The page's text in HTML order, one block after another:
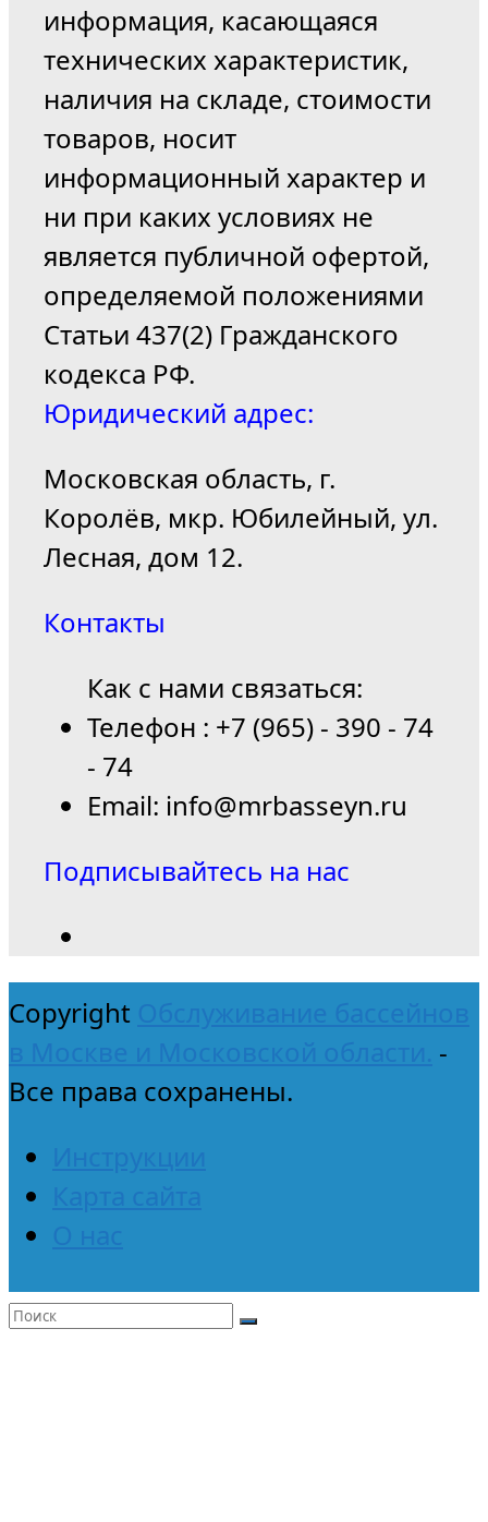
информация, касающаяся
технических характеристик,
наличия на складе, стоимости
товаров, носит
информационный характер и
ни при каких условиях не
является публичной офертой,
определяемой положениями
Статьи 437(2) Гражданского
кодекса РФ.
Юридический адрес:
Московская область, г.
Королёв, мкр. Юбилейный, ул.
Лесная, дом 12.
Контакты
Как с нами связаться:
Телефон : +7 (965) - 390 - 74
- 74
Email: info@mrbasseyn.ru
Подписывайтесь на нас
Copyright Обслуживание бассейнов
в Москве и Московской области. -
Все права сохранены.
Инструкции
Карта сайта
О нас